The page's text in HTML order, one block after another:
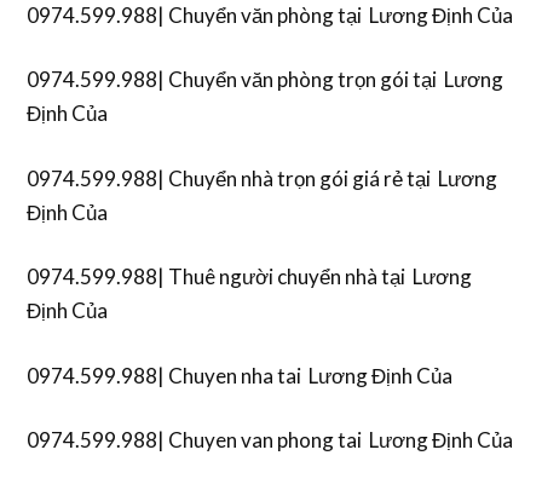
0974.599.988| Chuyển văn phòng tại Lương Định Của
0974.599.988| Chuyển văn phòng trọn gói tại Lương
Định Của
0974.599.988| Chuyển nhà trọn gói giá rẻ tại Lương
Định Của
0974.599.988| Thuê người chuyển nhà tại Lương
Định Của
0974.599.988| Chuyen nha tai Lương Định Của
0974.599.988| Chuyen van phong tai Lương Định Của